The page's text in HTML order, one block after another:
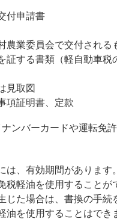
付申請書
農業委員会で交付される
証する書類（軽自動車税
見取図
項証明書、定款
ンバーカードや運転免
は、有効期間がありま
税軽油を使用することが
じた場合は、書換の手
油を使用することはでき